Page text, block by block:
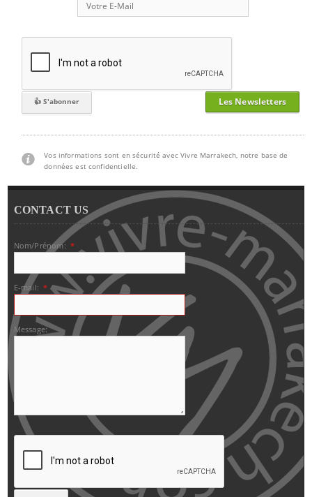
Les Newsletters
Vos informations sont en sécurité avec Vivre Marrakech, notre base de
données est confidentielle.
CONTACT US
Nom/Prénom: *
E-mail: *
Message: